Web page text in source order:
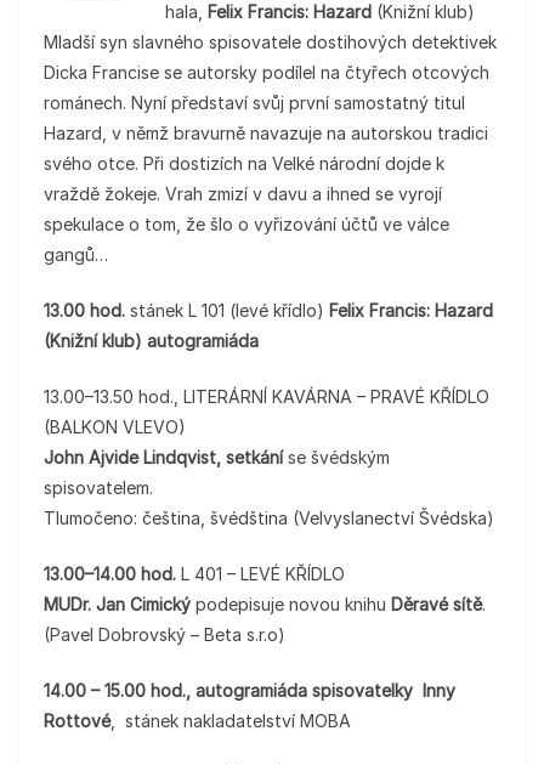
hala, Felix Francis: Hazard (Knižní klub)
Mladší syn slavného spisovatele dostihových detektivek
Dicka Francise se autorsky podílel na čtyřech otcových
románech. Nyní představí svůj první samostatný titul
Hazard, v němž bravurně navazuje na autorskou tradici
svého otce. Při dostizích na Velké národní dojde k
vraždě žokeje. Vrah zmizí v davu a ihned se vyrojí
spekulace o tom, že šlo o vyřizování účtů ve válce
gangů…
13.00 hod. stánek L 101 (levé křídlo) Felix Francis: Hazard
(Knižní klub) autogramiáda
13.00–13.50 hod., LITERÁRNÍ KAVÁRNA – PRAVÉ KŘÍDLO
(BALKON VLEVO)
John Ajvide Lindqvist, setkáníse švédským
spisovatelem.
Tlumočeno: čeština, švédština (Velvyslanectví Švédska)
13.00–14.00 hod. L 401 – LEVÉ KŘÍDLO
MUDr. Jan Cimický podepisuje novou knihu Děravé sítě.
(Pavel Dobrovský – Beta s.r.o)
14.00 – 15.00 hod., autogramiáda spisovatelky Inny
Rottové, stánek nakladatelství MOBA